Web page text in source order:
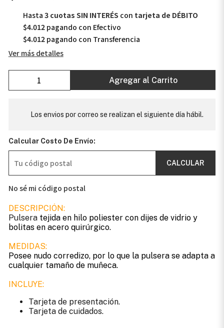
Hasta 3 cuotas SIN INTERÉS con tarjeta de DÉBITO
$4.012pagando con Efectivo
$4.012pagando con Transferencia
Ver más detalles
Agregar al Carrito
Los envios por correo se realizan el siguiente día hábil.
Calcular Costo De Envío:
CALCULAR
No sé mi código postal
DESCRIPCIÓN:
Pulsera tejida en hilo poliester con dijes de vidrio y
bolitas en acero quirúrgico.
MEDIDAS:
Posee nudo corredizo, por lo que la pulsera se adapta a
cualquier tamaño de muñeca.
INCLUYE:
Tarjeta de presentación.
Tarjeta de cuidados.